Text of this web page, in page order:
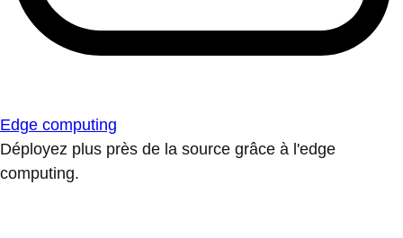
Edge computing
Déployez plus près de la source grâce à l'edge
computing.